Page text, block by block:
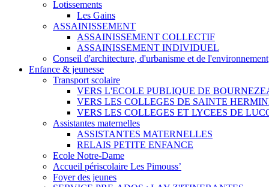
Lotissements
Les Gains
ASSAINISSEMENT
ASSAINISSEMENT COLLECTIF
ASSAINISSEMENT INDIVIDUEL
Conseil d'architecture, d'urbanisme et de l'environnement
Enfance & jeunesse
Transport scolaire
VERS L'ECOLE PUBLIQUE DE
VERS LES COLLEGES DE SAINTE
VERS LES COLLEGES ET LYCEES DE
Assistantes maternelles
ASSISTANTES MATERNELLES
RELAIS PETITE ENFANCE
Ecole Notre-Dame
Accueil périscolaire Les Pimouss’
Foyer des jeunes